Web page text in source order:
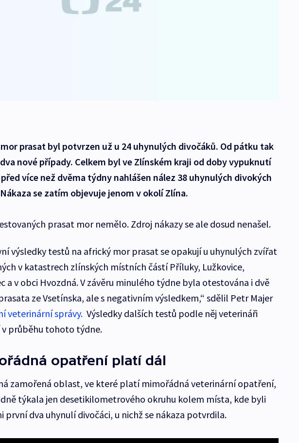
prasat byl potvrzen už u 24 uhynulých divočáků. Od pátku tak
nové případy. Celkem byl ve Zlínském kraji od doby vypuknutí
více než dvěma týdny nahlášen nález 38 uhynulých divokých
se zatím objevuje jenom v okolí Zlína.
prasat mor nemělo. Zdroj nákazy se ale dosud nenašel.
výsledky testů na africký mor prasat se opakují u uhynulých zvířat
v katastrech zlínských místních částí Příluky, Lužkovice,
a v obci Hvozdná. V závěru minulého týdne byla otestována i dvě
ze Vsetínska, ale s negativním výsledkem,“ sdělil Petr Majer
veterinární správy. Výsledky dalších testů podle něj veterináři
v průběhu tohoto týdne.
opatření platí dál
zamořená oblast, ve které platí mimořádná veterinární opatření,
týkala jen desetikilometrového okruhu kolem místa, kde byli
první dva uhynulí divočáci, u nichž se nákaza potvrdila.